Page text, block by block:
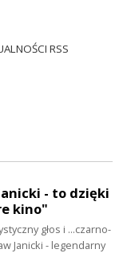
RSS
- to dzięki
kino"
głos i ...czarno-
Janicki - legendarny